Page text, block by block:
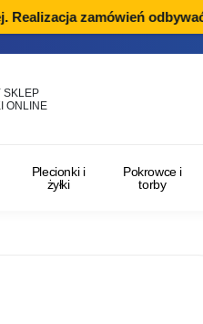
zamówień odbywać
SKLEP
ONLINE
Plecionki i
żyłki
Pokrowce i
torby